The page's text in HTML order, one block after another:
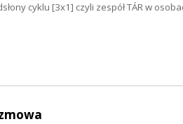
cyklu [3x1] czyli zespół TÁR w